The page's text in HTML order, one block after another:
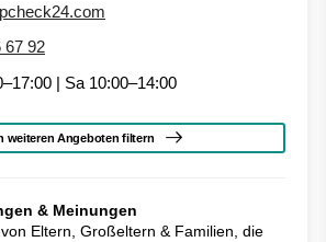
67 92
| Sa 10:00–14:00
weiteren Angeboten filtern
& Meinungen
Eltern, Großeltern & Familien, die